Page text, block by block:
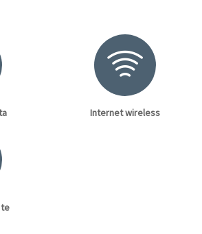
Internet wireless